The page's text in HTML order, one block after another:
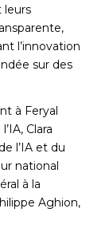
leurs
l’innovation
sur des
à Feryal
Clara
l’IA et du
national
à la
Aghion,